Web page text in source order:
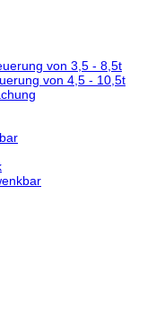
von 3,5 - 8,5t
von 4,5 - 10,5t